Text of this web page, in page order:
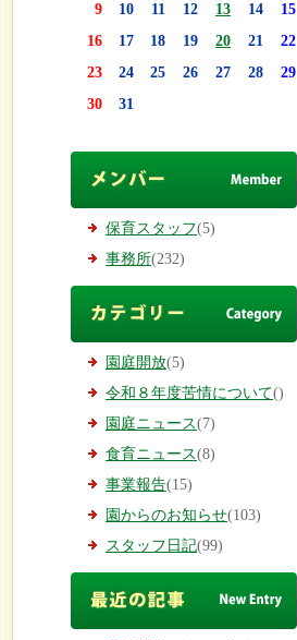
9
10 11 12 13 14
15
16
17 18 19 20 21
22
23
24 25 26 27 28
29
30
31
保育スタッフ(5)
事務所(232)
園庭開放(5)
令和８年度苦情について()
園庭ニュース(7)
食育ニュース(8)
事業報告(15)
園からのお知らせ(103)
スタッフ日記(99)